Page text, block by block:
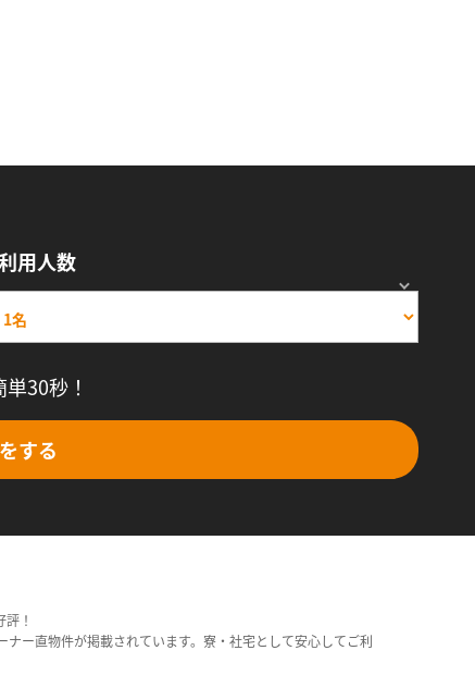
用人数
30秒！
する
！
ー直物件が掲載されています。寮・社宅として安心してご利